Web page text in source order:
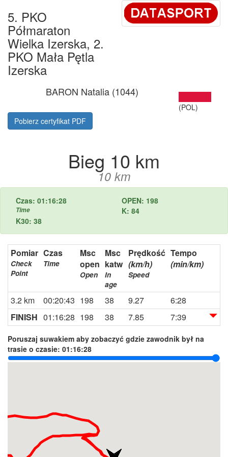
5. PKO
Półmaraton
Wielka Izerska, 2.
PKO Mała Pętla
Izerska
BARON Natalia (1044)
(POL)
Pobierz certyfikat PDF
Bieg 10 km
10 km
Czas: 01:16:28
Time
OPEN: 198
K: 84
K30: 38
Pomiar
Check
Point
Czas
Time
Msc
open
Open
Msc
katw
In
age
Prędkość
(km/h)
Speed
Tempo
(min/km)
3.2 km 00:20:43 198 38 9.27
6:28
FINISH 01:16:28 198 38 7.85 7:39
Poruszaj suwakiem aby zobaczyć gdzie zawodnik był na
trasie o czasie: 01:16:28